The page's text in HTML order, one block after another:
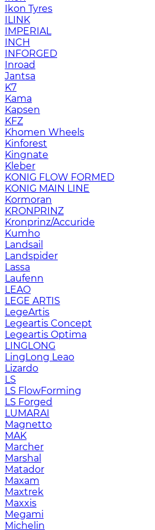
Ikon Tyres
ILINK
IMPERIAL
INCH
INFORGED
Inroad
Jantsa
K7
Kama
Kapsen
KFZ
Khomen Wheels
Kinforest
Kingnate
Kleber
KONIG FLOW FORMED
KONIG MAIN LINE
Kormoran
KRONPRINZ
Kronprinz/Accuride
Kumho
Landsail
Landspider
Lassa
Laufenn
LEAO
LEGE ARTIS
LegeArtis
Legeartis Concept
Legeartis Optima
LINGLONG
LingLong Leao
Lizardo
LS
LS FlowForming
LS Forged
LUMARAI
Magnetto
MAK
Marcher
Marshal
Matador
Maxam
Maxtrek
Maxxis
Megami
Michelin